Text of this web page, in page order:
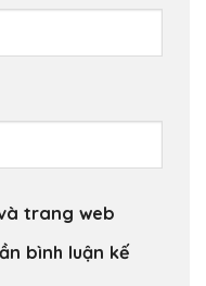
trang web
bình luận kế